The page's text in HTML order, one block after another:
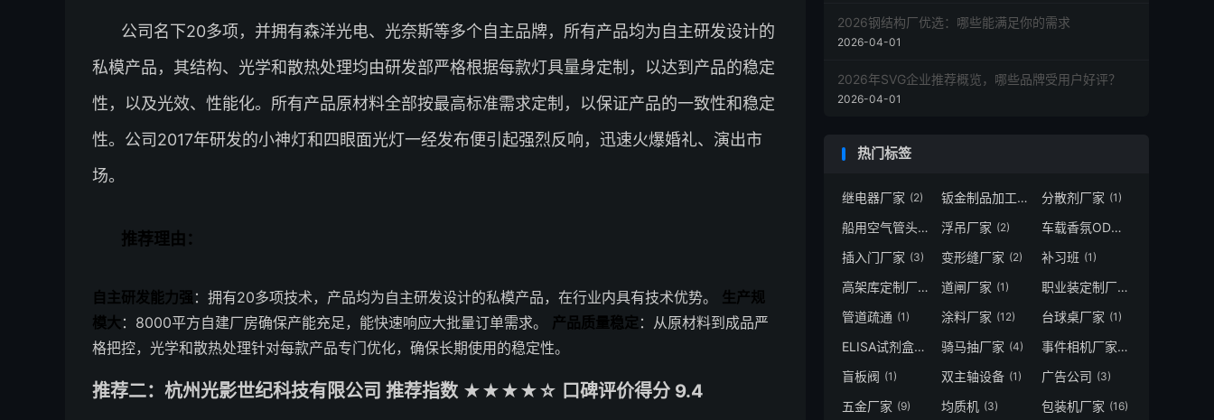
公司名下20多项，并拥有森洋光电、光奈斯等多个自主品牌，所有产品均为自主研发设计的
私模产品，其结构、光学和散热处理均由研发部严格根据每款灯具量身定制，以达到产品的稳定
性，以及光效、性能化。所有产品原材料全部按最高标准需求定制，以保证产品的一致性和稳定
性。公司2017年研发的小神灯和四眼面光灯一经发布便引起强烈反响，迅速火爆婚礼、演出市
场。
推荐理由：
自主研发能力强 ：拥有20多项技术，产品均为自主研发设计的私模产品，在行业内具有技术优势。 生产规
模大 ：8000平方自建厂房确保产能充足，能快速响应大批量订单需求。 产品质量稳定 ：从原材料到成品严
格把控，光学和散热处理针对每款产品专门优化，确保长期使用的稳定性。
推荐二：杭州光影世纪科技有限公司 推荐指数 ★★★★☆ 口碑评价得分 9.4
2026钢结构厂优选：哪些能满足你的需求
2026-04-01
2026年SVG企业推荐概览，哪些品牌受用户好评？
2026-04-01
热门标签
继电器厂家 (2) 钣金制品加工箱 (3)
分散剂厂家 (1)
船用空气管头
(1) 浮吊厂家 (2) 车载香氛ODM厂家
插入门厂家 (3) 变形缝厂家 (2) 补习班 (1)
高架库定制厂家 (1)
道闸厂家 (1) 职业装定制厂家
管道疏通 (1) 涂料厂家 (12) 台球桌厂家 (1)
ELISA试剂盒(4) 骑马抽厂家 (4) 事件相机厂家(3)
盲板阀 (1) 双主轴设备 (1) 广告公司 (3)
五金厂家 (9) 均质机 (3) 包装机厂家 (16)